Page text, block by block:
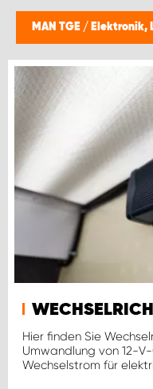
MAN TGE / Elektronik,
Hier finden Sie
Umwandlung von 12-
Wechselstrom für
WORK SYSTEM NAMEN
WORK SYSTEM WORK SYSTEM